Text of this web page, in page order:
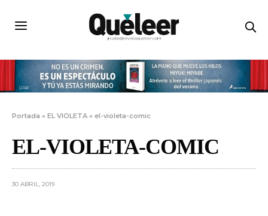
Portada »EL VIOLETA » el-violeta-comic
EL-VIOLETA-COMIC
30 ABRIL, 2019